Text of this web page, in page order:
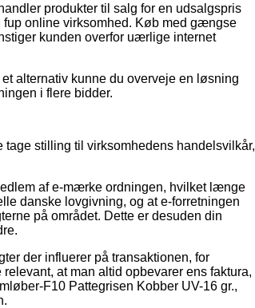
produkter til salg for en udsalgspris
fup online virksomhed. Køb med gængse
kunden overfor uærlige internet
alternativ kunne du overveje en løsning
i flere bidder.
stilling til virksomhedens handelsvilkår,
af e-mærke ordningen, hvilket længe
danske lovgivning, og at e-forretningen
på området. Dette er desuden din
der influerer på transaktionen, for
at man altid opbevarer ens faktura,
F10 Pattegrisen Kobber UV-16 gr.,